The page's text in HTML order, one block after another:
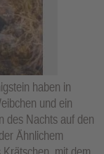
haben in
und ein
des Nachts auf den
Ähnlichem